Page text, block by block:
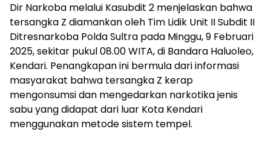
Dir Narkoba melalui Kasubdit 2 menjelaskan bahwa
tersangka Z diamankan oleh Tim Lidik Unit II Subdit II
Ditresnarkoba Polda Sultra pada Minggu, 9 Februari
2025, sekitar pukul 08.00 WITA, di Bandara Haluoleo,
Kendari. Penangkapan ini bermula dari informasi
masyarakat bahwa tersangka Z kerap
mengonsumsi dan mengedarkan narkotika jenis
sabu yang didapat dari luar Kota Kendari
menggunakan metode sistem tempel.